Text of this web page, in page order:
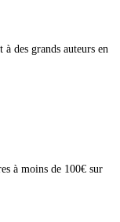
des grands auteurs en
à moins de 100€ sur